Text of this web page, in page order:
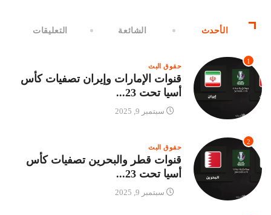
الأحدث الشائعة التعليقات
1
حقوق البث
قنوات الإمارات وإيران تصفيات كأس
أسيا تحت 23...
سبتمبر 9, 2025
2
حقوق البث
قنوات قطر والبحرين تصفيات كأس
أسيا تحت 23...
سبتمبر 9, 2025